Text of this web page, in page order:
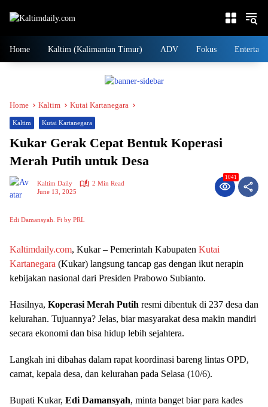
Home Kaltim (Kalimantan Timur) ADV Fokus Entertain
Home Kaltim Kutai Kartanegara
Kaltim Kutai Kartanegara
Kukar Gerak Cepat Bentuk Koperasi
Merah Putih untuk Desa
Kaltim Daily
2 Min Read
June 13, 2025
1041
Edi Damansyah. Ft by PRL
Kaltimdaily.com, Kukar – Pemerintah Kabupaten Kutai
Kartanegara (Kukar) langsung tancap gas dengan ikut nerapin
kebijakan nasional dari Presiden Prabowo Subianto.
Hasilnya, Koperasi Merah Putih resmi dibentuk di 237 desa dan
kelurahan. Tujuannya? Jelas, biar masyarakat desa makin mandiri
secara ekonomi dan bisa hidup lebih sejahtera.
Langkah ini dibahas dalam rapat koordinasi bareng lintas OPD,
camat, kepala desa, dan kelurahan pada Selasa (10/6).
Bupati Kukar, Edi Damansyah, minta banget biar para kades